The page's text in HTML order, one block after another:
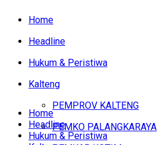
Home
Headline
Hukum & Peristiwa
Kalteng
PEMPROV KALTENG
PEMKO PALANGKARAYA
Home
Headline
Hukum & Peristiwa